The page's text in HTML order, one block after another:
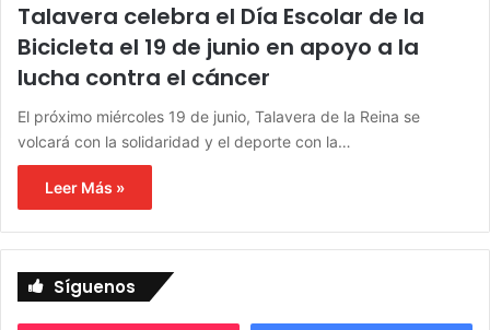
Talavera celebra el Día Escolar de la
Bicicleta el 19 de junio en apoyo a la
lucha contra el cáncer
El próximo miércoles 19 de junio, Talavera de la Reina se
volcará con la solidaridad y el deporte con la…
Leer Más »
Síguenos